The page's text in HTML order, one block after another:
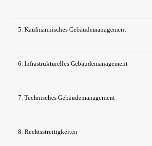
5. Kaufmännisches Gebäudemanagement
6. Infrastrukturelles Gebäudemanagement
7. Technisches Gebäudemanagement
8. Rechtsstreitigkeiten